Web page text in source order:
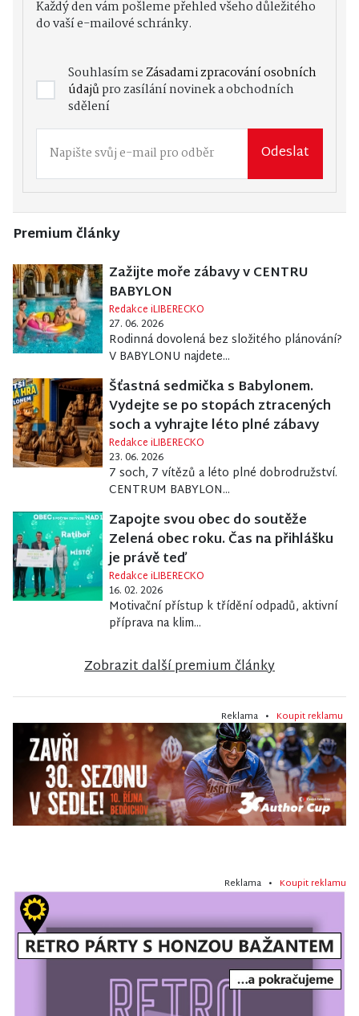
Každý den vám pošleme přehled všeho důležitého
do vaší e-mailové schránky.
Souhlasím seZásadami zpracování osobních
údajůpro zasílání novinek a obchodních
sdělení
Odeslat
Premium články
Zažijte moře zábavy v CENTRU
BABYLON
Redakce iLIBERECKO
27. 06. 2026
Rodinná dovolená bez složitého plánování?
V BABYLONU najdete...
Šťastná sedmička s Babylonem.
Vydejte se po stopách ztracených
soch a vyhrajte léto plné zábavy
Redakce iLIBERECKO
23. 06. 2026
7 soch, 7 vítězů a léto plné dobrodružství.
CENTRUM BABYLON...
Zapojte svou obec do soutěže
Zelená obec roku. Čas na přihlášku
je právě teď
Redakce iLIBERECKO
16. 02. 2026
Motivační přístup k třídění odpadů, aktivní
příprava na klim...
Zobrazit další premium články
Reklama • Koupit reklamu
Reklama • Koupit reklamu